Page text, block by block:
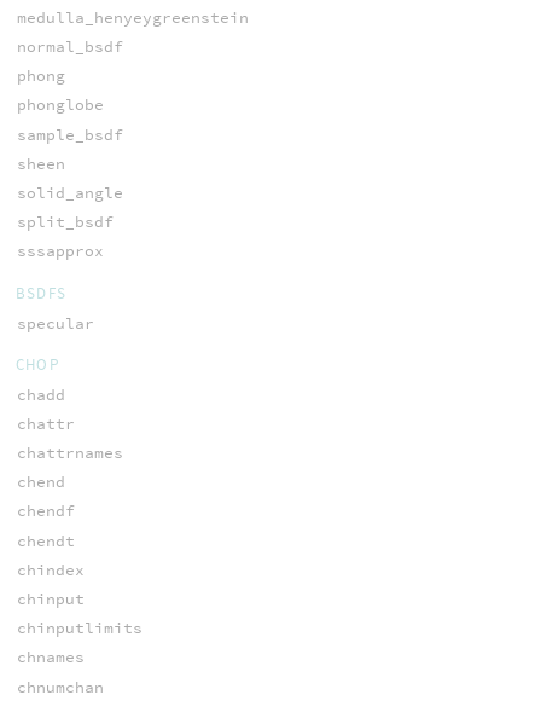
medulla_henyeygreenstein
normal_bsdf
phong
phonglobe
sample_bsdf
sheen
solid_angle
split_bsdf
sssapprox
BSDFS
specular
CHOP
chadd
chattr
chattrnames
chend
chendf
chendt
chindex
chinput
chinputlimits
chnames
chnumchan